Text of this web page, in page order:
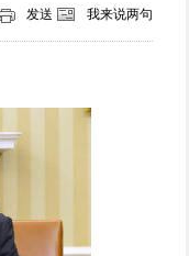
发送 我来说两句